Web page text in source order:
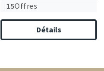
15Offres
Détails